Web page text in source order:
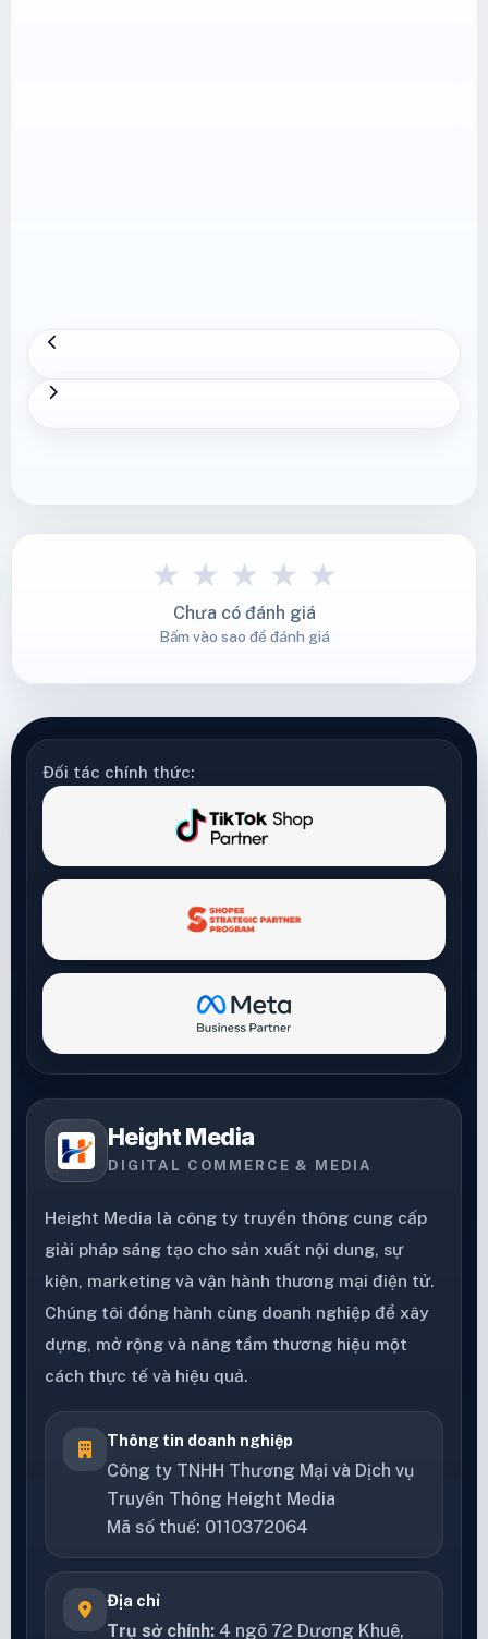
★ ★ ★ ★ ★
Chưa có đánh giá
Bấm vào sao để đánh giá
Đối tác chính thức:
Height Media
DIGITAL COMMERCE & MEDIA
Height Media là công ty truyền thông cung cấp
giải pháp sáng tạo cho sản xuất nội dung, sự
kiện, marketing và vận hành thương mại điện tử.
Chúng tôi đồng hành cùng doanh nghiệp để xây
dựng, mở rộng và nâng tầm thương hiệu một
cách thực tế và hiệu quả.
Thông tin doanh nghiệp
Công ty TNHH Thương Mại và Dịch vụ
Truyền Thông Height Media
Mã số thuế: 0110372064
Địa chỉ
Trụ sở chính: 4 ngõ 72 Dương Khuê,